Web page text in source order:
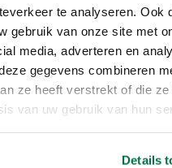
te analyseren. Ook
gebruik van onze site met
media, adverteren en
gegevens combineren
ze heeft verstrekt of die ze
van uw gebruik van hun
Details
voor onze
updates, nieuws en